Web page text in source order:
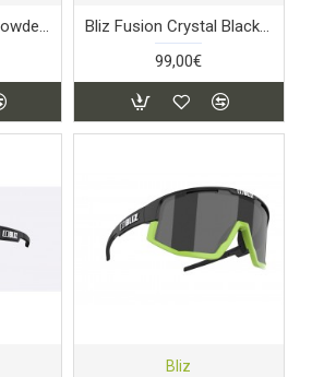
Bliz Breeze Small Powder Rose - Rose Mirror
Bliz Fusion Crystal Black - Brown & Green Mirror
99,00€
Bliz